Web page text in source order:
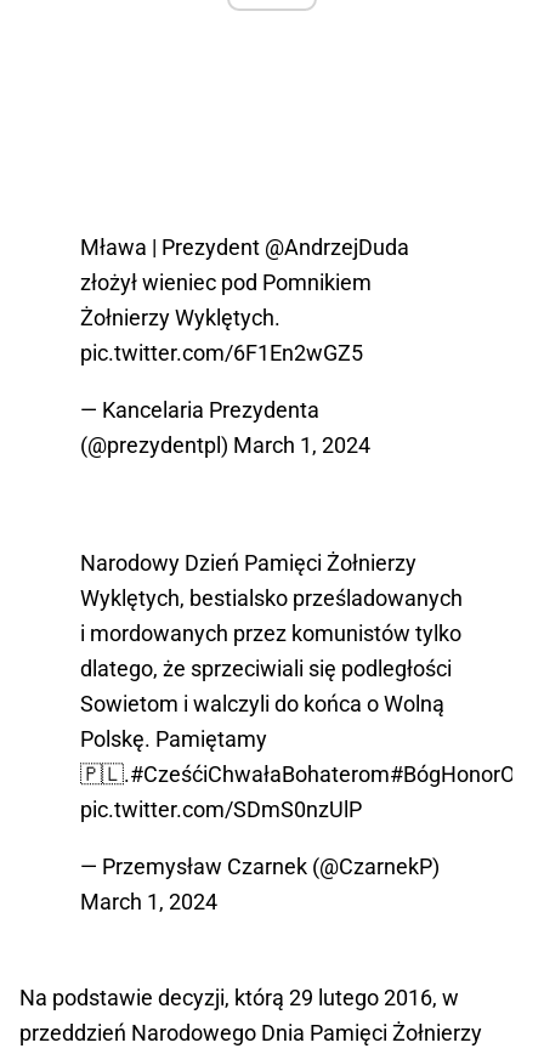
Mława | Prezydent @AndrzejDuda
złożył wieniec pod Pomnikiem
Żołnierzy Wyklętych.
pic.twitter.com/6F1En2wGZ5
— Kancelaria Prezydenta
(@prezydentpl) March 1, 2024
Narodowy Dzień Pamięci Żołnierzy
Wyklętych, bestialsko prześladowanych
i mordowanych przez komunistów tylko
dlatego, że sprzeciwiali się podległości
Sowietom i walczyli do końca o Wolną
Polskę. Pamiętamy
🇵🇱.#CześćiChwałaBohaterom
pic.twitter.com/SDmS0nzUlP
— Przemysław Czarnek (@CzarnekP)
March 1, 2024
Na podstawie decyzji, którą 29 lutego 2016, w
przeddzień Narodowego Dnia Pamięci Żołnierzy